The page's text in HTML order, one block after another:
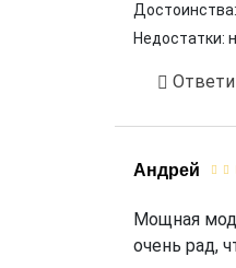
Достоинства:
Недостатки:
Андрей
Мощная
очень рад,